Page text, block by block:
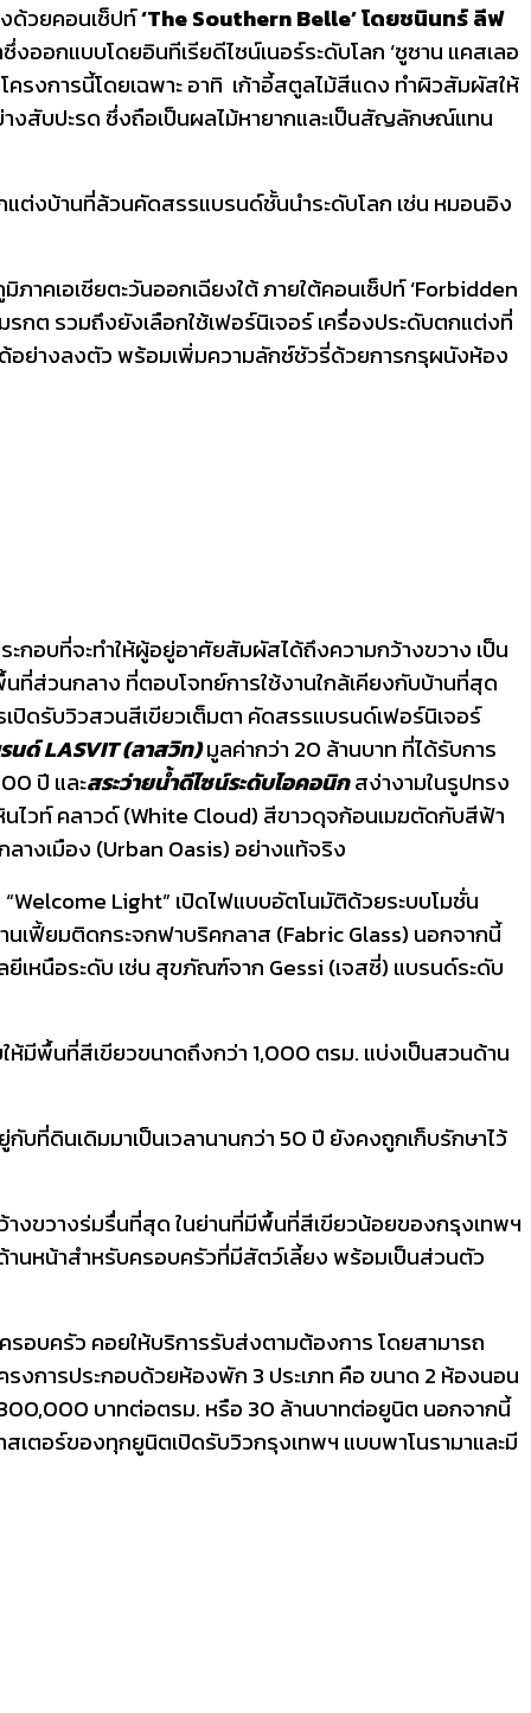
ด้วยคอนเซ็ปท์‘The Southern Belle’ โดยชนินทร์ ลีฟ
อกแบบโดยอินทีเรียดีไซน์เนอร์ระดับโลก ‘ซูซาน แคสเลอ
รงการนี้โดยเฉพาะ อาทิ เก้าอี้สตูลไม้สีแดง ทำผิวสัมผัสให้
างสับปะรด ซึ่งถือเป็นผลไม้หายากและเป็นสัญลักษณ์แทน
ต่งบ้านที่ล้วนคัดสรรแบรนด์ชั้นนำระดับโลก เช่น หมอนอิง
คเอเชียตะวันออกเฉียงใต้ ภายใต้คอนเซ็ปท์ ‘Forbidden
รกต รวมถึงยังเลือกใช้เฟอร์นิเจอร์ เครื่องประดับตกแต่งที่
อย่างลงตัว พร้อมเพิ่มความลักซ์ชัวรี่ด้วยการกรุผนังห้อง
อบที่จะทำให้ผู้อยู่อาศัยสัมผัสได้ถึงความกว้างขวาง เป็น
ที่ส่วนกลาง ที่ตอบโจทย์การใช้งานใกล้เคียงกับบ้านที่สุด
ดรับวิวสวนสีเขียวเต็มตา คัดสรรแบรนด์เฟอร์นิเจอร์
นด์LASVIT(ลาสวิท)มูลค่ากว่า 20 ล้านบาท ที่ได้รับการ
ปี และสระว่ายน้ำดีไซน์ระดับไอคอนิกสง่างามในรูปทรง
ไวท์ คลาวด์ (White Cloud) สีขาวดุจก้อนเมฆตัดกับสีฟ้า
างเมือง (Urban Oasis) อย่างแท้จริง
Light” เปิดไฟแบบอัตโนมัติด้วยระบบโมชั่น
เฟี้ยมติดกระจกฟาบริคกลาส (Fabric Glass) นอกจากนี้
หนือระดับ เช่น สุขภัณฑ์จาก Gessi (เจสซี่) แบรนด์ระดับ
มีพื้นที่สีเขียวขนาดถึงกว่า 1,000 ตรม. แบ่งเป็นสวนด้าน
ดินเดิมมาเป็นเวลานานกว่า 50 ปี ยังคงถูกเก็บรักษาไว้
งขวางร่มรื่นที่สุด ในย่านที่มีพื้นที่สีเขียวน้อยของกรุงเทพฯ
นหน้าสำหรับครอบครัวที่มีสัตว์เลี้ยง พร้อมเป็นส่วนตัว
รอบครัว คอยให้บริการรับส่งตามต้องการ โดยสามารถ
งการประกอบด้วยห้องพัก 3 ประเภท คือ ขนาด 2 ห้องนอน
บาทต่อตรม. หรือ 30 ล้านบาทต่อยูนิต นอกจากนี้
เตอร์ของทุกยูนิตเปิดรับวิวกรุงเทพฯ แบบพาโนรามาและมี